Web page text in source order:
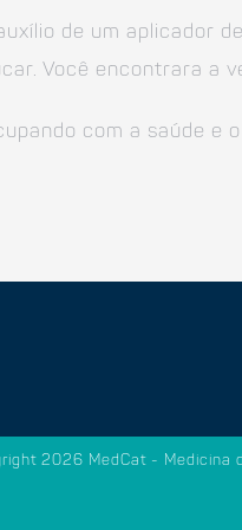
de um aplicador
Você encontrara a
com a saúde e
2026 MedCat - Medicina